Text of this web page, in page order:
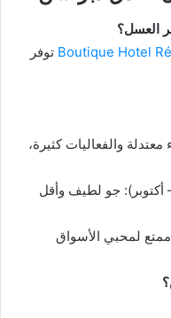
العسل؟
توفر
والفعاليات كثيرة،
أكتوبر): جو لطيف وأقل
ممتع لمحبي الأسواق